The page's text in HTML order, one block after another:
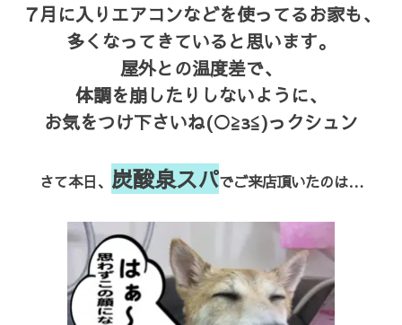
７月に入りエアコンなどを使ってるお家も、
多くなってきていると思います。
屋外との温度差で、
体調を崩したりしないように、
お気をつけ下さいね(○≧з≦)っクシュン
さて本日、 炭酸泉スパでご来店頂いたのは…